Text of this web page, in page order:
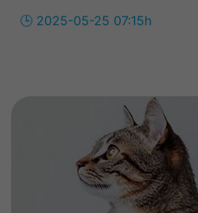
🕒 2025-05-25 07:15h